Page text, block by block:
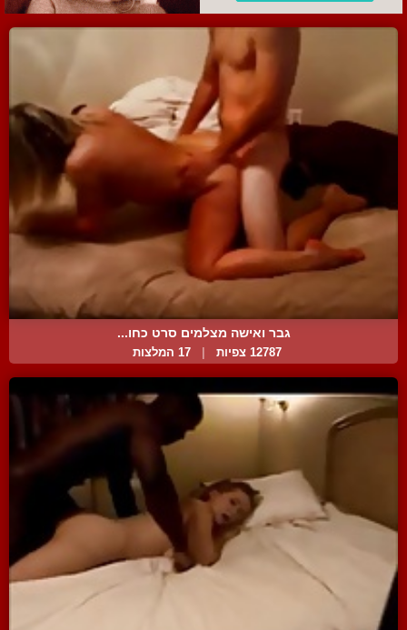
גבר ואישה מצלמים סרט כחו...
12787 צפיות 17 המלצות